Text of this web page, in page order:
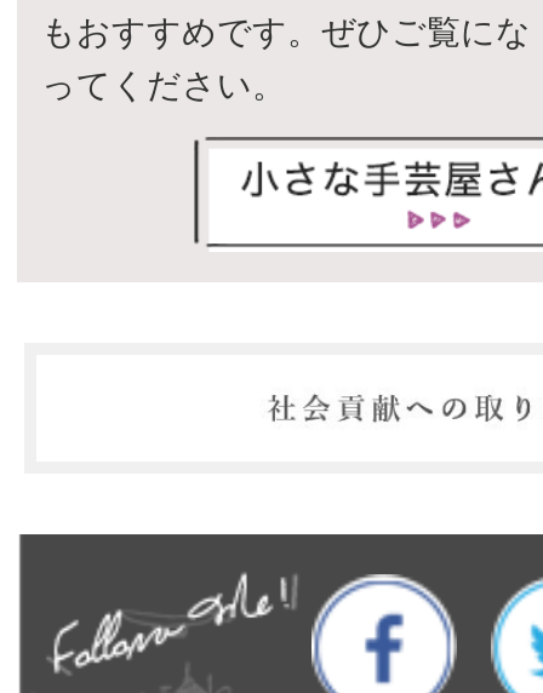
もおすすめです。ぜひご覧にな
ってください。